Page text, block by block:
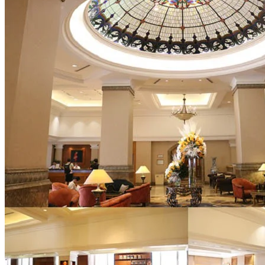
Nhạc Công Chuyên Nghiệp
Ca Sĩ Chuyên Nghiệp
Học Đàn Violin
Học Violin Cover
Học Đàn Piano
Học Piano Đệm Hát
Học Piano Trẻ Em
Học Đàn Guitar
Học Guitar Đệm Hát
Học Electric Guitar (Guitar Điện)
Học Electric Guitar Cover
Học Keyboard
Học Đánh Trống Jazz
Học Thanh Nhạc
Học Thanh Nhạc Trẻ Em
Học Hát Hay Như Thần Tượng
Học K-POP Dance
Học Nhảy Hiện Đại
Chuyên Đề Tiktok Dance
Kỹ Thuật – Công Nghệ
Kỹ Thuật Viên Điện – Nước – Điện Lạnh Dân Dụng
Kỹ Thuật Viên Điện Lạnh Ô Tô
Kỹ Thuật Viên Điện – Điện Tử Ô Tô Cơ Bản